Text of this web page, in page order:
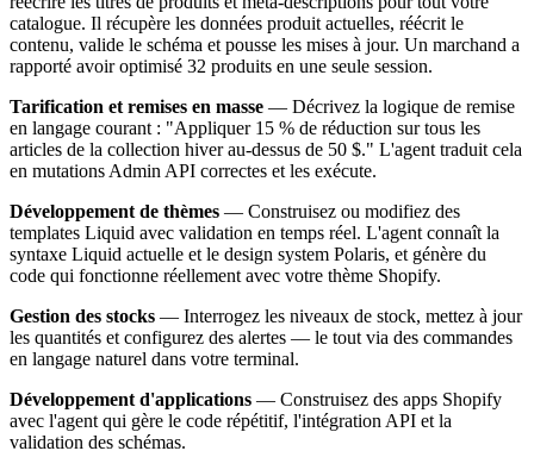
catalogue. Il récupère les données produit actuelles, réécrit le
contenu, valide le schéma et pousse les mises à jour. Un marchand a
rapporté avoir optimisé 32 produits en une seule session.
Tarification et remises en masse — Décrivez la logique de remise
en langage courant : "Appliquer 15 % de réduction sur tous les
articles de la collection hiver au-dessus de 50 $." L'agent traduit cela
en mutations Admin API correctes et les exécute.
Développement de thèmes — Construisez ou modifiez des
templates Liquid avec validation en temps réel. L'agent connaît la
syntaxe Liquid actuelle et le design system Polaris, et génère du
code qui fonctionne réellement avec votre thème Shopify.
Gestion des stocks — Interrogez les niveaux de stock, mettez à jour
les quantités et configurez des alertes — le tout via des commandes
en langage naturel dans votre terminal.
Développement d'applications — Construisez des apps Shopify
avec l'agent qui gère le code répétitif, l'intégration API et la
validation des schémas.